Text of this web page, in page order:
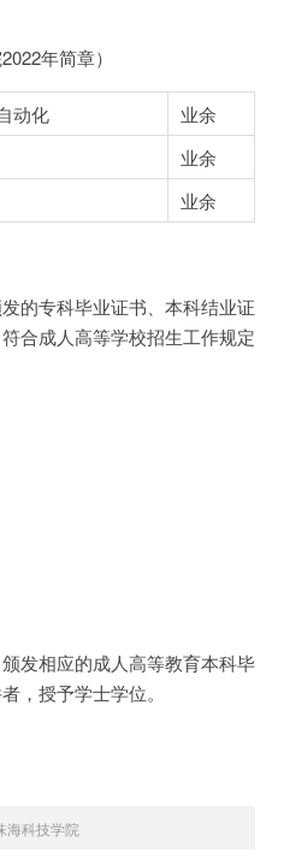
年简章）
动化
业余
业余
业余
的专科毕业证书、本科结业证
合成人高等学校招生工作规定
发相应的成人高等教育本科毕
，授予学士学位。
海科技学院